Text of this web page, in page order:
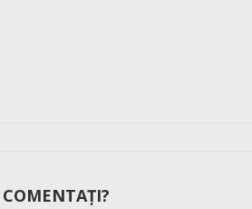
COMENTAȚI?